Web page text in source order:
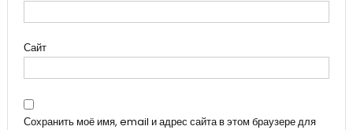
Сайт
Сохранить моё имя, email и адрес сайта в этом браузере для